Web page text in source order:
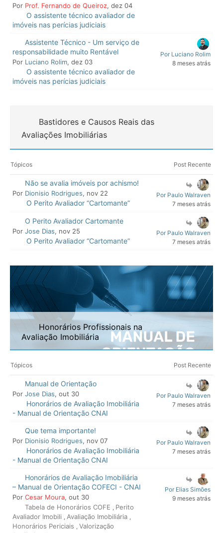
Por Prof. Fernando de Queiroz, dez 04
O assistente técnico avaliador de
imóveis nas perícias judiciais
Assistente Técnico - Um serviço de
responsabilidade muito Rentável
Por Luciano Rolim, dez 03
O assistente técnico avaliador de
imóveis nas perícias judiciais
Por Luciano Rolim
8 meses atrás
Bastidores e Causos Reais das
Avaliações Imobiliárias
Tópicos Post Recente
Não se avalia imóveis por achismo!
Por Dionisio Rodrigues, nov 22
O Perito Avaliador “Cartomante”
Por Paulo Walraven
7 meses atrás
O Perito Avaliador Cartomante
Por Jose Dias, nov 25
O Perito Avaliador “Cartomante”
Por Paulo Walraven
7 meses atrás
Honorários Profissionais na
Avaliação Imobiliária
Tópicos Post Recente
Manual de Orientação
Por Jose Dias, out 30
Honorários de Avaliação Imobiliária
- Manual de Orientação CNAI
Por Paulo Walraven
7 meses atrás
Que tema importante!
Por Dionisio Rodrigues, nov 07
Honorários de Avaliação Imobiliária
- Manual de Orientação CNAI
Por Paulo Walraven
7 meses atrás
Honorários de Avaliação Imobiliária
– Manual de Orientação COFECI - CNAI
Por Cesar Moura, out 30
Tabela de Honorários COFE
Perito
Avaliador Imobili
Avaliação Imobiliária
Honorários Periciais
Valorização
Por Elias Simões
9 meses atrás